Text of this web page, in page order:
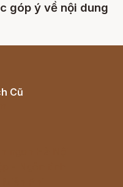
góp ý về nội dung
Cũ